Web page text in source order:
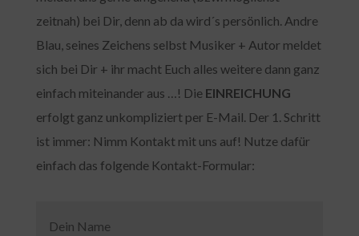
zeitnah) bei Dir, denn ab da wird´s persönlich. Andre
Blau, seines Zeichens selbst Musiker + Autor meldet
sich bei Dir + ihr macht Euch alles weitere dann ganz
einfach miteinander aus …! Die EINREICHUNG
erfolgt ganz unkompliziert per E-Mail. Der 1. Schritt
ist immer: Nimm Kontakt mit uns auf! Nutze dafür
einfach das folgende Kontakt-Formular: